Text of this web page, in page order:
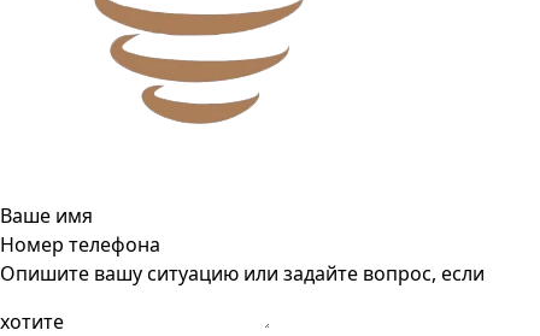
Ваше имя
Номер телефона
Опишите вашу ситуацию или задайте вопрос, если
хотите